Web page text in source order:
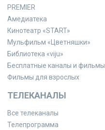
PREMIER
Амедиатека
Кинотеатр «START»
Мульфильм «Цветняшки»
Библиотека «viju»
Бесплатные каналы и фильмы
Фильмы для взрослых
ТЕЛЕКАНАЛЫ
Все телеканалы
Телепрограмма